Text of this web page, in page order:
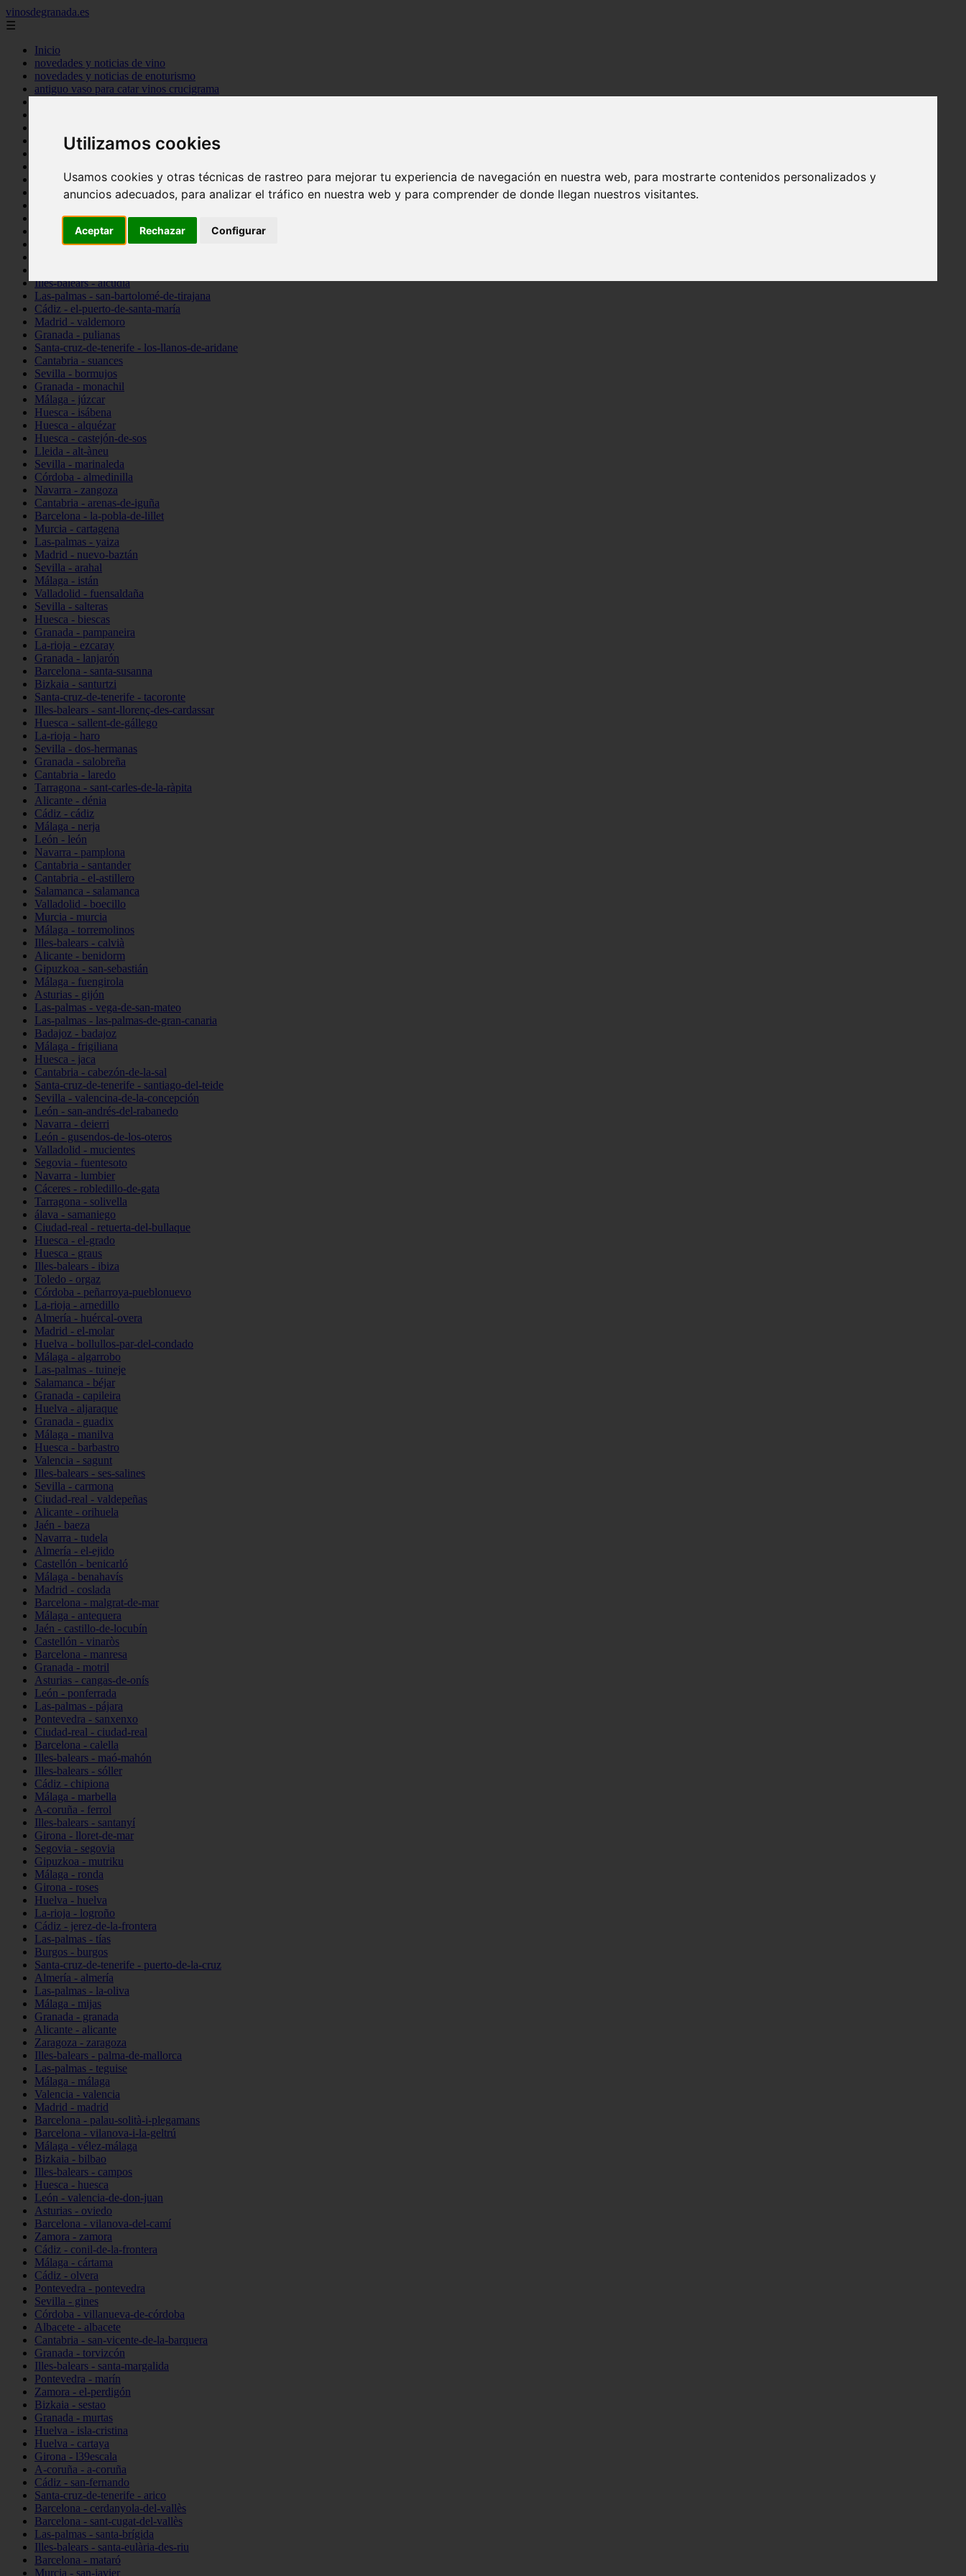
Utilizamos cookies
Usamos cookies y otras técnicas de rastreo para mejorar tu experiencia de navegación en nuestra web, para mostrarte contenidos personalizados y
anuncios adecuados, para analizar el tráfico en nuestra web y para comprender de donde llegan nuestros visitantes.
Aceptar Rechazar Configurar
vinosdegranada.es
☰
Inicio
novedades y noticias de vino
novedades y noticias de enoturismo
antiguo vaso para catar vinos crucigrama
Sevilla - sevilla
Barcelona - barcelona
Santa-cruz-de-tenerife - guía-de-isora
La-rioja - casalarreina
Almería - roquetas-de-mar
Illes-balears - alcúdia
Las-palmas - san-bartolomé-de-tirajana
Cádiz - el-puerto-de-santa-maría
Madrid - valdemoro
Granada - pulianas
Santa-cruz-de-tenerife - los-llanos-de-aridane
Cantabria - suances
Sevilla - bormujos
Granada - monachil
Málaga - júzcar
Huesca - isábena
Huesca - alquézar
Huesca - castejón-de-sos
Lleida - alt-àneu
Sevilla - marinaleda
Córdoba - almedinilla
Navarra - zangoza
Cantabria - arenas-de-iguña
Barcelona - la-pobla-de-lillet
Murcia - cartagena
Las-palmas - yaiza
Madrid - nuevo-baztán
Sevilla - arahal
Málaga - istán
Valladolid - fuensaldaña
Sevilla - salteras
Huesca - biescas
Granada - pampaneira
La-rioja - ezcaray
Granada - lanjarón
Barcelona - santa-susanna
Bizkaia - santurtzi
Santa-cruz-de-tenerife - tacoronte
Illes-balears - sant-llorenç-des-cardassar
Huesca - sallent-de-gállego
La-rioja - haro
Sevilla - dos-hermanas
Granada - salobreña
Cantabria - laredo
Tarragona - sant-carles-de-la-ràpita
Alicante - dénia
Cádiz - cádiz
Málaga - nerja
León - león
Navarra - pamplona
Cantabria - santander
Cantabria - el-astillero
Salamanca - salamanca
Valladolid - boecillo
Murcia - murcia
Málaga - torremolinos
Illes-balears - calvià
Alicante - benidorm
Gipuzkoa - san-sebastián
Málaga - fuengirola
Asturias - gijón
Las-palmas - vega-de-san-mateo
Las-palmas - las-palmas-de-gran-canaria
Badajoz - badajoz
Málaga - frigiliana
Huesca - jaca
Cantabria - cabezón-de-la-sal
Santa-cruz-de-tenerife - santiago-del-teide
Sevilla - valencina-de-la-concepción
León - san-andrés-del-rabanedo
Navarra - deierri
León - gusendos-de-los-oteros
Valladolid - mucientes
Segovia - fuentesoto
Navarra - lumbier
Cáceres - robledillo-de-gata
Tarragona - solivella
álava - samaniego
Ciudad-real - retuerta-del-bullaque
Huesca - el-grado
Huesca - graus
Illes-balears - ibiza
Toledo - orgaz
Córdoba - peñarroya-pueblonuevo
La-rioja - arnedillo
Almería - huércal-overa
Madrid - el-molar
Huelva - bollullos-par-del-condado
Málaga - algarrobo
Las-palmas - tuineje
Salamanca - béjar
Granada - capileira
Huelva - aljaraque
Granada - guadix
Málaga - manilva
Huesca - barbastro
Valencia - sagunt
Illes-balears - ses-salines
Sevilla - carmona
Ciudad-real - valdepeñas
Alicante - orihuela
Jaén - baeza
Navarra - tudela
Almería - el-ejido
Castellón - benicarló
Málaga - benahavís
Madrid - coslada
Barcelona - malgrat-de-mar
Málaga - antequera
Jaén - castillo-de-locubín
Castellón - vinaròs
Barcelona - manresa
Granada - motril
Asturias - cangas-de-onís
León - ponferrada
Las-palmas - pájara
Pontevedra - sanxenxo
Ciudad-real - ciudad-real
Barcelona - calella
Illes-balears - maó-mahón
Illes-balears - sóller
Cádiz - chipiona
Málaga - marbella
A-coruña - ferrol
Illes-balears - santanyí
Girona - lloret-de-mar
Segovia - segovia
Gipuzkoa - mutriku
Málaga - ronda
Girona - roses
Huelva - huelva
La-rioja - logroño
Cádiz - jerez-de-la-frontera
Las-palmas - tías
Burgos - burgos
Santa-cruz-de-tenerife - puerto-de-la-cruz
Almería - almería
Las-palmas - la-oliva
Málaga - mijas
Granada - granada
Alicante - alicante
Zaragoza - zaragoza
Illes-balears - palma-de-mallorca
Las-palmas - teguise
Málaga - málaga
Valencia - valencia
Madrid - madrid
Barcelona - palau-solità-i-plegamans
Barcelona - vilanova-i-la-geltrú
Málaga - vélez-málaga
Bizkaia - bilbao
Illes-balears - campos
Huesca - huesca
León - valencia-de-don-juan
Asturias - oviedo
Barcelona - vilanova-del-camí
Zamora - zamora
Cádiz - conil-de-la-frontera
Málaga - cártama
Cádiz - olvera
Pontevedra - pontevedra
Sevilla - gines
Córdoba - villanueva-de-córdoba
Albacete - albacete
Cantabria - san-vicente-de-la-barquera
Granada - torvizcón
Illes-balears - santa-margalida
Pontevedra - marín
Zamora - el-perdigón
Bizkaia - sestao
Granada - murtas
Huelva - isla-cristina
Huelva - cartaya
Girona - l39escala
A-coruña - a-coruña
Cádiz - san-fernando
Santa-cruz-de-tenerife - arico
Barcelona - cerdanyola-del-vallès
Barcelona - sant-cugat-del-vallès
Las-palmas - santa-brígida
Illes-balears - santa-eulària-des-riu
Barcelona - mataró
Murcia - san-javier